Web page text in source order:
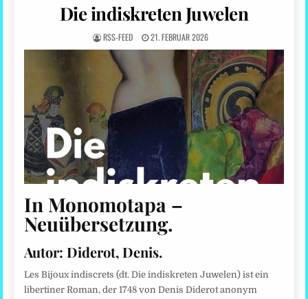
Die indiskreten Juwelen
RSS-FEED 21. FEBRUAR 2026
In Monomotapa –
Neuübersetzung.
Autor: Diderot, Denis.
Les Bijoux indiscrets (dt. Die indiskreten Juwelen) ist ein
libertiner Roman, der 1748 von Denis Diderot anonym